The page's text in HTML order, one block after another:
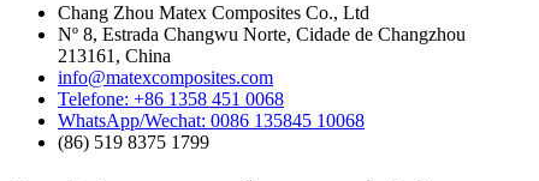
Chang Zhou Matex Composites Co., Ltd
Nº 8, Estrada Changwu Norte, Cidade de Changzhou
213161, China
info@matexcomposites.com
Telefone: +86 1358 451 0068
WhatsApp/Wechat: 0086 135845 10068
(86) 519 8375 1799